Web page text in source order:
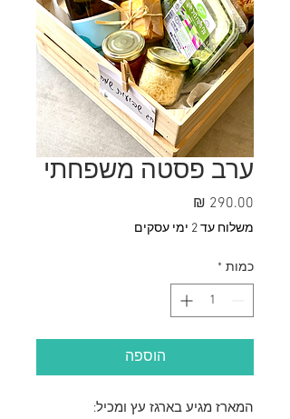
ערב פסטה משפחתי
משלוח עד 2 ימי עסקים
כמות *
הוספה
המארז מגיע בארגז עץ ומכיל: